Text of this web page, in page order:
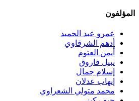
المؤلفون
عمرو عبد الحميد
أدهم الشرقاوي
أيمن العتوم
نبيل فاروق
إسلام جمال
إيهاب عدلان
محمد متولي الشعراوي